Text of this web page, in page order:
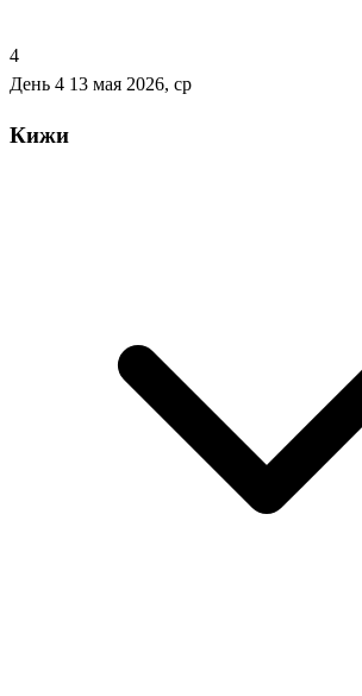
4
День 4 13 мая 2026, ср
Кижи